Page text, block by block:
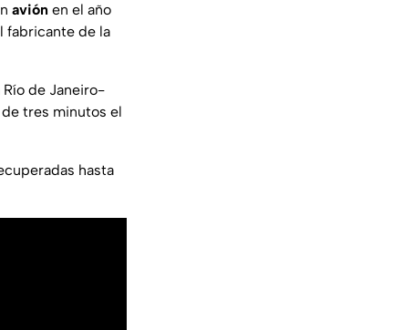
avión en el año
fabricante de la
de Janeiro-
de tres minutos el
hasta